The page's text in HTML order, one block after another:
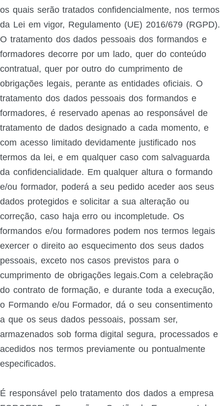
os quais serão tratados confidencialmente, nos termos
da Lei em vigor, Regulamento (UE) 2016/679 (RGPD).
O tratamento dos dados pessoais dos formandos e
formadores decorre por um lado, quer do conteúdo
contratual, quer por outro do cumprimento de
obrigações legais, perante as entidades oficiais. O
tratamento dos dados pessoais dos formandos e
formadores, é reservado apenas ao responsável de
tratamento de dados designado a cada momento, e
com acesso limitado devidamente justificado nos
termos da lei, e em qualquer caso com salvaguarda
da confidencialidade. Em qualquer altura o formando
e/ou formador, poderá a seu pedido aceder aos seus
dados protegidos e solicitar a sua alteração ou
correção, caso haja erro ou incompletude. Os
formandos e/ou formadores podem nos termos legais
exercer o direito ao esquecimento dos seus dados
pessoais, exceto nos casos previstos para o
cumprimento de obrigações legais.Com a celebração
do contrato de formação, e durante toda a execução,
o Formando e/ou Formador, dá o seu consentimento
a que os seus dados pessoais, possam ser,
armazenados sob forma digital segura, processados e
acedidos nos termos previamente ou pontualmente
especificados.
É responsável pelo tratamento dos dados a empresa